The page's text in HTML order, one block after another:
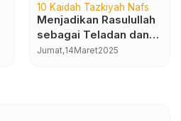
10 Kaidah Tazkiyah Nafs
Menjadikan Rasulullah
sebagai Teladan dan
Panutan
Jumat,14Maret2025